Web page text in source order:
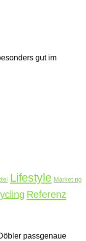
gut im
Lifestyle Marketing
Referenz
passgenaue